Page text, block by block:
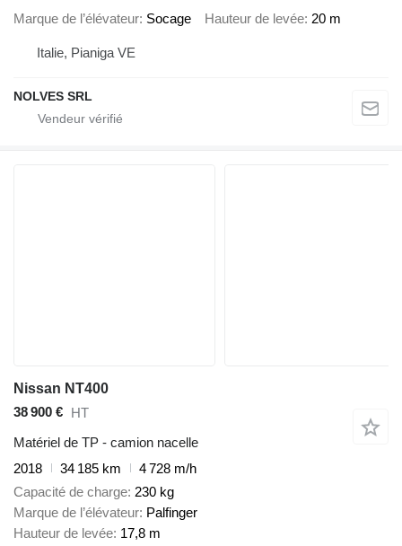
Marque de l’élévateur Socage Hauteur de levée 20 m
Italie, Pianiga VE
NOLVES SRL
Nissan NT400
38 900 € HT
Matériel de TP - camion nacelle
2018
34 185 km
4 728 m/h
Capacité de charge 230 kg
Marque de l’élévateur Palfinger
Hauteur de levée 17,8 m